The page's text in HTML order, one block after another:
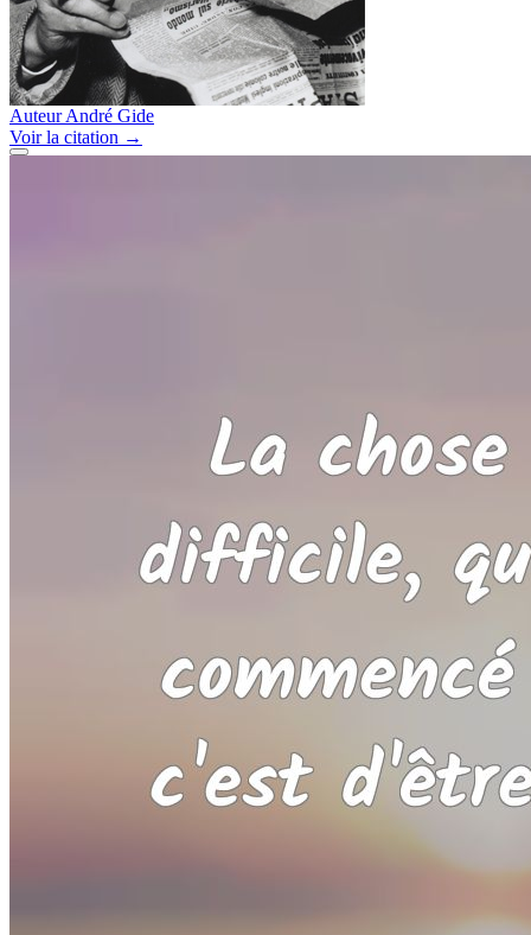
Auteur André Gide
Voirla citation →